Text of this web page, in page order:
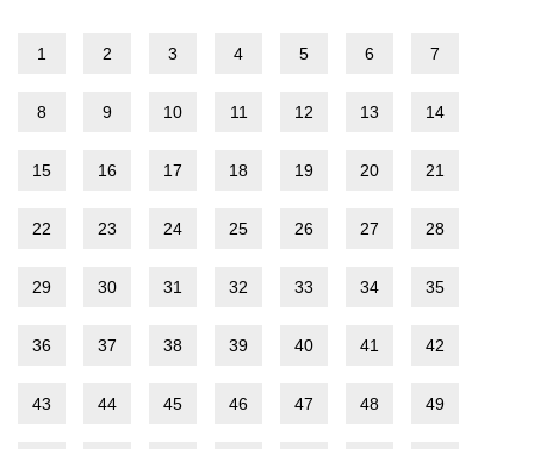
1 2 3 4 5 6 7
8 9 10 11 12 13 14
15 16 17 18 19 20 21
22 23 24 25 26 27 28
29 30 31 32 33 34 35
36 37 38 39 40 41 42
43 44 45 46 47 48 49